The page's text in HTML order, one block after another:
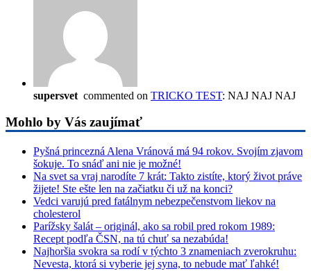
supersvet commented on TRICKO TEST: NAJ NAJ NAJ
Mohlo by Vás zaujímať
Pyšná princezná Alena Vránová má 94 rokov. Svojím zjavom
šokuje. To snáď ani nie je možné!
Na svet sa vraj narodíte 7 krát: Takto zistíte, ktorý život práve
žijete! Ste ešte len na začiatku či už na konci?
Vedci varujú pred fatálnym nebezpečenstvom liekov na
cholesterol
Parížsky šalát – originál, ako sa robil pred rokom 1989:
Recept podľa ČSN, na tú chuť sa nezabúda!
Najhoršia svokra sa rodí v týchto 3 znameniach zverokruhu:
Nevesta, ktorá si vyberie jej syna, to nebude mať ľahké!